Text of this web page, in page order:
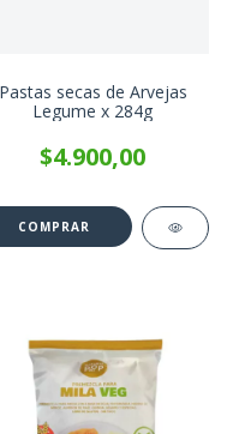
Pastas secas de Arvejas
Legume x 284g
$4.900,00